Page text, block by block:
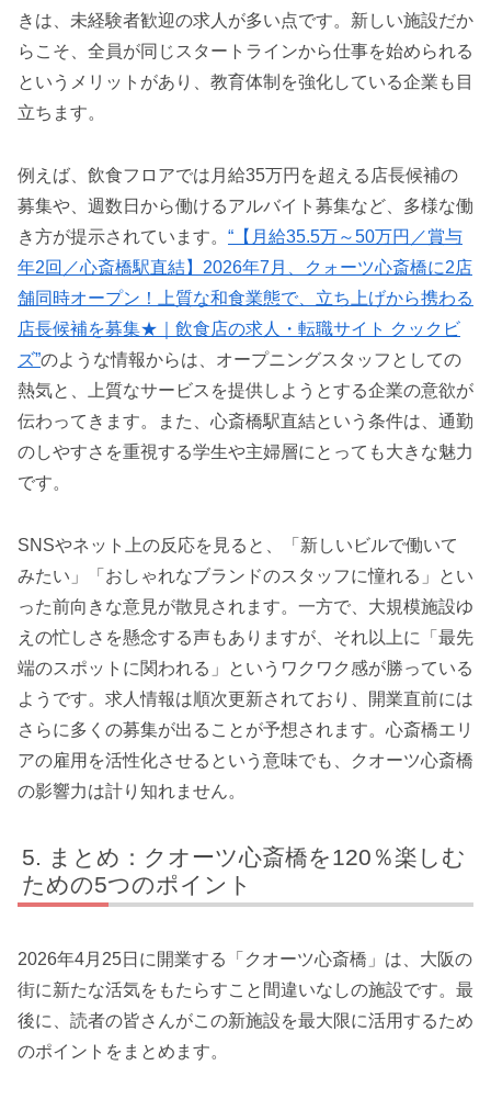
きは、未経験者歓迎の求人が多い点です。新しい施設だか
らこそ、全員が同じスタートラインから仕事を始められる
というメリットがあり、教育体制を強化している企業も目
立ちます。
例えば、飲食フロアでは月給35万円を超える店長候補の
募集や、週数日から働けるアルバイト募集など、多様な働
き方が提示されています。 “【月給35.5万～50万円／賞与
年2回／心斎橋駅直結】2026年7月、クォーツ心斎橋に2店
舗同時オープン！上質な和食業態で、立ち上げから携わる
店長候補を募集★｜飲食店の求人・転職サイト クックビ
ズ”のような情報からは、オープニングスタッフとしての
熱気と、上質なサービスを提供しようとする企業の意欲が
伝わってきます。また、心斎橋駅直結という条件は、通勤
のしやすさを重視する学生や主婦層にとっても大きな魅力
です。
SNSやネット上の反応を見ると、「新しいビルで働いて
みたい」「おしゃれなブランドのスタッフに憧れる」とい
った前向きな意見が散見されます。一方で、大規模施設ゆ
えの忙しさを懸念する声もありますが、それ以上に「最先
端のスポットに関われる」というワクワク感が勝っている
ようです。求人情報は順次更新されており、開業直前には
さらに多くの募集が出ることが予想されます。心斎橋エリ
アの雇用を活性化させるという意味でも、クオーツ心斎橋
の影響力は計り知れません。
まとめ：クオーツ心斎橋を120％楽しむ
ための5つのポイント
2026年4月25日に開業する「クオーツ心斎橋」は、大阪の
街に新たな活気をもたらすこと間違いなしの施設です。最
後に、読者の皆さんがこの新施設を最大限に活用するため
のポイントをまとめます。